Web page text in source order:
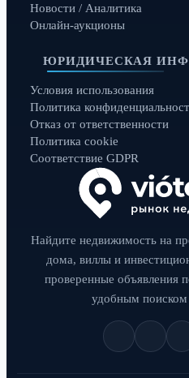
Новости / Аналитика
Онлайн-аукционы
ЮРИДИЧЕСКАЯ
Условия использования
Политика
Отказ от ответственности
Политика cookie
Соответствие GDPR
Найдите недвижимость на
дома, виллы и
проверенные объявления
удобным